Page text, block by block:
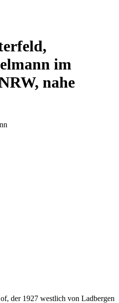
im
nahe
der 1927 westlich von Ladbergen